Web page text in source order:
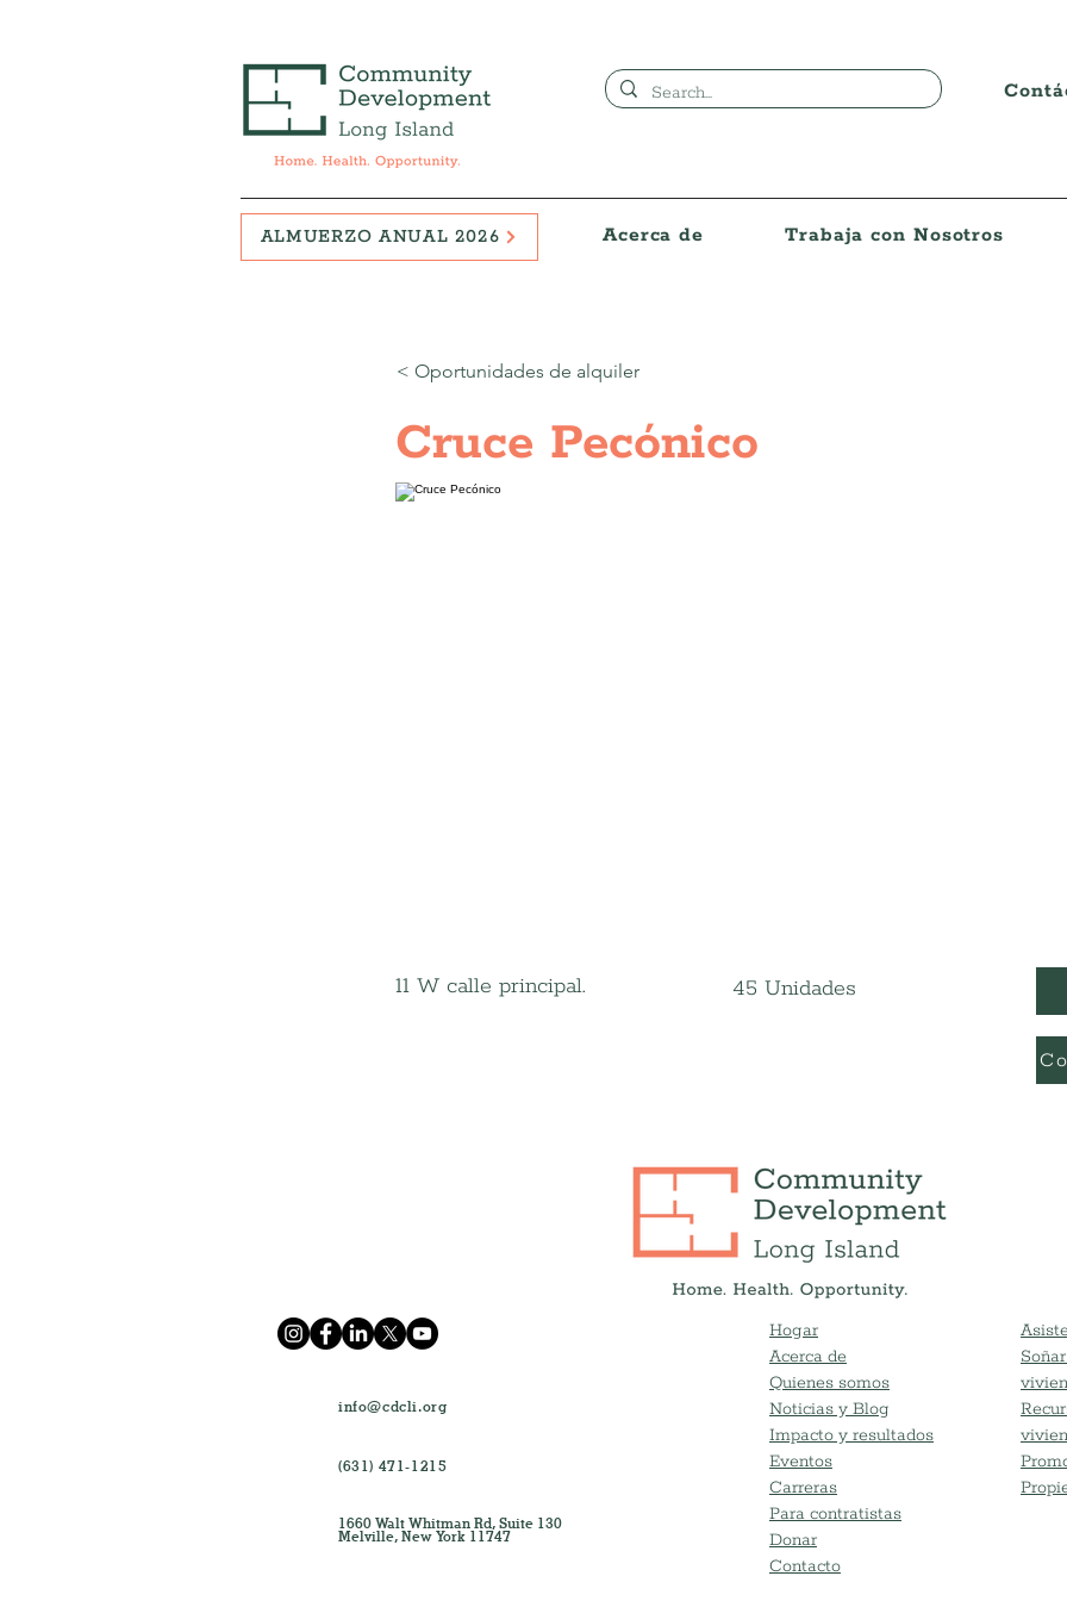
ALMUERZO ANUAL 2026 Acerca de Trabaja con Nosotros
< Oportunidades de alquiler
Cruce Pecónico
11 W calle principal. 45 Unidades
info@cdcli.org
(631) 471-1215
1660 Walt Whitman Rd, Suite 130
Melville, New York 11747
Hogar
Acerca de
Quienes somos
Noticias y Blog
Impacto y resultados
Eventos
Carreras
Para contratistas
Donar
Contacto